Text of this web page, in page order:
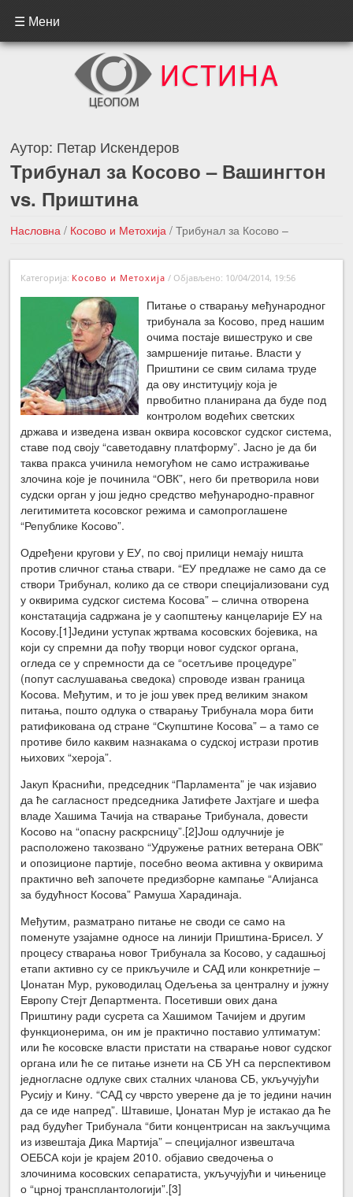
☰ Мени
Аутор: Петар Искендеров
Трибунал за Косово – Вашингтон
vs. Приштина
Насловна / Косово и Метохија / Трибунал за Косово –
Вашингтон vs. Приштина
←Претходна вест
Следећа вест →
Категорија: Косово и Метохија / Објављено: 10/04/2014, 19:56
Питање о стварању међународног
трибунала за Косово, пред нашим
очима постаје вишеструко и све
замршеније питање. Власти у
Приштини се свим силама труде
да ову институцију која је
првобитно планирана да буде под
контролом водећих светских
држава и изведена изван оквира косовског судског система,
ставе под своју “саветодавну платформу”. Јасно је да би
таква пракса учинила немогућом не само истраживање
злочина које је починила “ОВК”, него би претворила нови
судски орган у још једно средство међународно-правног
легитимитета косовског режима и самопроглашене
“Републике Косово”.
Одређени кругови у ЕУ, по свој прилици немају ништа
против сличног стања ствари. “ЕУ предлаже не само да се
створи Трибунал, колико да се створи специјализовани суд
у оквирима судског система Косова” – слична отворена
констатација садржана је у саопштењу канцеларије ЕУ на
Косову.[1]Једини уступак жртвама косовских бојевика, на
који су спремни да пођу творци новог судског органа,
огледа се у спремности да се “осетљиве процедуре”
(попут саслушавања сведока) спроводе изван граница
Косова. Међутим, и то је још увек пред великим знаком
питања, пошто одлука о стварању Трибунала мора бити
ратификована од стране “Скупштине Косова” – а тамо се
противе било каквим назнакама о судској истрази против
њихових “хероја”.
Јакуп Краснићи, председник “Парламента” је чак изјавио
да ће сагласност председника Јатифете Јахтјаге и шефа
владе Хашима Тачија на стварање Трибунала, довести
Косово на “опасну раскрсницу”.[2]Још одлучније је
расположено такозвано “Удружење ратних ветерана ОВК”
и опозиционе партије, посебно веома активна у оквирима
практично већ започете предизборне кампање “Алијанса
за будућност Косова” Рамуша Харадинаја.
Међутим, разматрано питање не своди се само на
поменуте узајамне односе на линији Приштина-Брисел. У
процесу стварања новог Трибунала за Косово, у садашњој
етапи активно су се прикључиле и САД или конкретније –
Џонатан Мур, руководилац Одељења за централну и јужну
Европу Стејт Департмента. Посетивши ових дана
Приштину ради сусрета са Хашимом Тачијем и другим
функционерима, он им је практично поставио ултиматум:
или ће косовске власти пристати на стварање новог судског
органа или ће се питање изнети на СБ УН са перспективом
једногласне одлуке свих сталних чланова СБ, укључујући
Русију и Кину. “САД су чврсто уверене да је то једини начин
да се иде напред”. Штавише, Џонатан Мур је истакао да ће
рад будућег Трибунала “бити концентрисан на закључцима
из извештаја Дика Мартија” – специјалног извештача
ОЕБСА који је крајем 2010. објавио сведочења о
злочинима косовских сепаратиста, укључујући и чињенице
о “црној трансплантологији”.[3]